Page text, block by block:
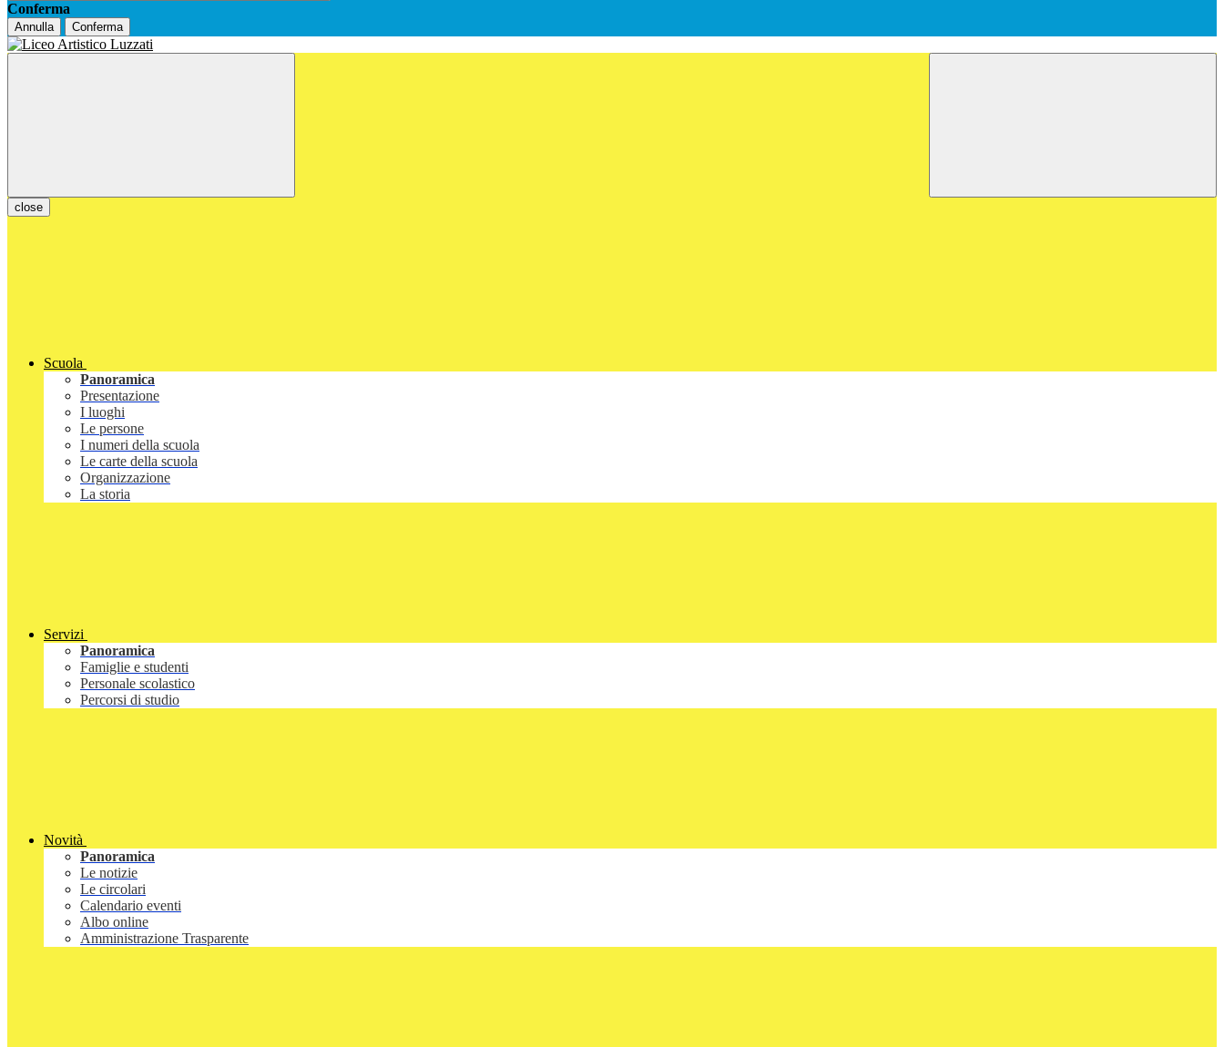
Conferma
Annulla Conferma
close
Scuola
Panoramica
Presentazione
I luoghi
Le persone
I numeri della scuola
Le carte della scuola
Organizzazione
La storia
Servizi
Panoramica
Famiglie e studenti
Personale scolastico
Percorsi di studio
Novità
Panoramica
Le notizie
Le circolari
Calendario eventi
Albo online
Amministrazione Trasparente